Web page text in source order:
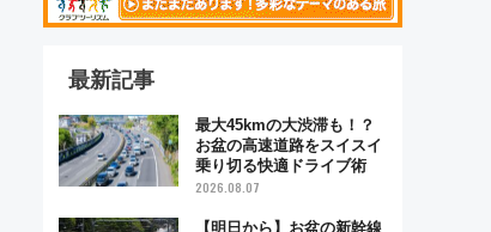
最新記事
最大45kmの大渋滞も！？
お盆の高速道路をスイスイ
乗り切る快適ドライブ術
2026.08.07
【明日から】お盆の新幹線